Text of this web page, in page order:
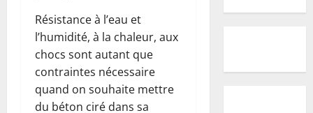
Résistance à l’eau et
l’humidité, à la chaleur, aux
chocs sont autant que
contraintes nécessaire
quand on souhaite mettre
du béton ciré dans sa